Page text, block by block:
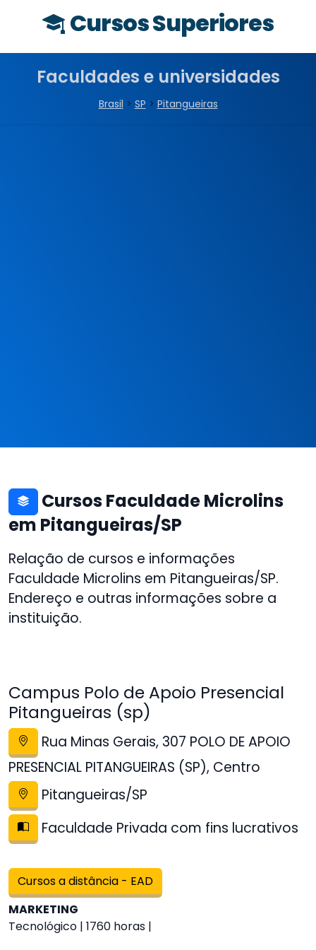
Cursos Superiores
Faculdades e universidades
Brasil > SP > Pitangueiras
Cursos Faculdade Microlins
em Pitangueiras/SP
Relação de cursos e informações
Faculdade Microlins em Pitangueiras/SP.
Endereço e outras informações sobre a
instituição.
Campus Polo de Apoio Presencial
Pitangueiras (sp)
Rua Minas Gerais, 307 POLO DE APOIO
PRESENCIAL PITANGUEIRAS (SP), Centro
Pitangueiras/SP
Faculdade Privada com fins lucrativos
Cursos a distância - EAD
MARKETING
Tecnológico | 1760 horas |